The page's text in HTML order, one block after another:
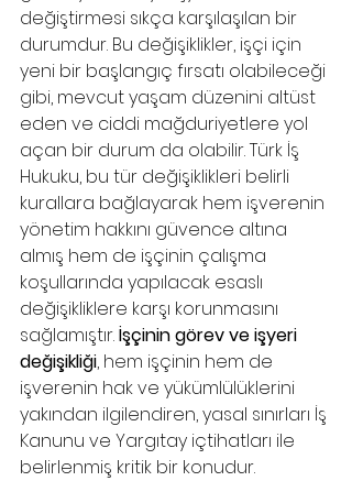
değiştirmesi sıkça karşılaşılan bir
durumdur. Bu değişiklikler, işçi için
yeni bir başlangıç fırsatı olabileceği
gibi, mevcut yaşam düzenini altüst
eden ve ciddi mağduriyetlere yol
açan bir durum da olabilir. Türk İş
Hukuku, bu tür değişiklikleri belirli
kurallara bağlayarak hem işverenin
yönetim hakkını güvence altına
almış hem de işçinin çalışma
koşullarında yapılacak esaslı
değişikliklere karşı korunmasını
sağlamıştır. İşçinin görev ve işyeri
değişikliği, hem işçinin hem de
işverenin hak ve yükümlülüklerini
yakından ilgilendiren, yasal sınırları İş
Kanunu ve Yargıtay içtihatları ile
belirlenmiş kritik bir konudur.